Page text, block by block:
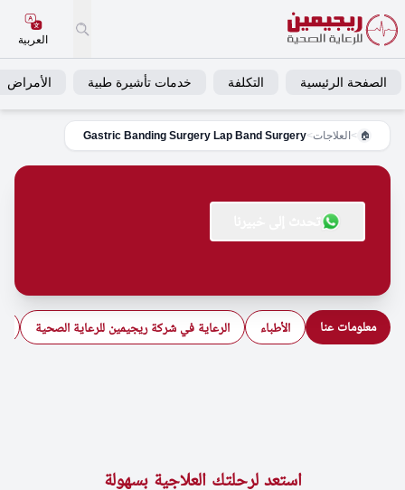
العربية
الصفحة الرئيسية التكلفة خدمات تأشيرة طبية الأمراض
🏠
> العلاجات>
Gastric Banding Surgery Lap Band Surgery
معلومات عنا الأطباء الرعاية في شركة ريجيمين للرعاية الصحية
استعد لرحلتك العلاجية بسهولة